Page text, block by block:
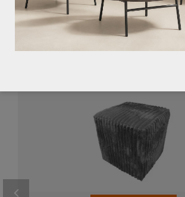
ZIE JE DIT OOK ZITTEN?